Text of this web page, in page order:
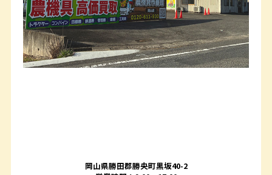
岡山県勝田郡勝央町黒坂40-2